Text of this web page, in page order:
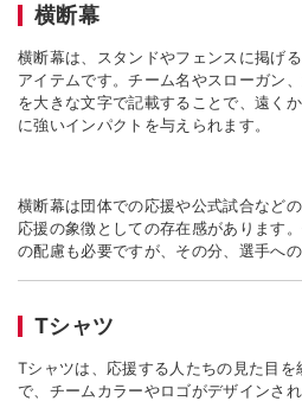
横断幕
横断幕は、スタンドやフェンスに掲げ
アイテムです。チーム名やスローガン
を大きな文字で記載することで、遠く
に強いインパクトを与えられます。
横断幕は団体での応援や公式試合など
応援の象徴としての存在感があります
の配慮も必要ですが、その分、選手へ
Tシャツ
Tシャツは、応援する人たちの見た目
で、チームカラーやロゴがデザインさ